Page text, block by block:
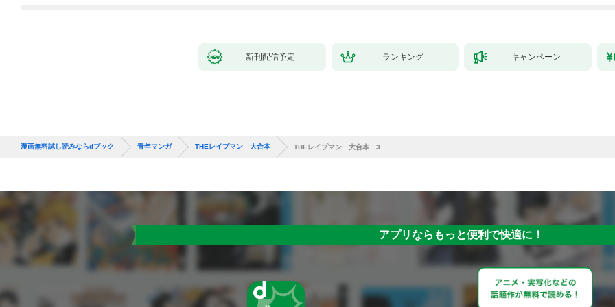
新刊配信予定 ランキング キャンペーン
漫画無料試し読みならdブック 青年マンガ THEレイプマン 大合本 THEレイプマン 大合本 3
アプリならもっと便利で快適に！